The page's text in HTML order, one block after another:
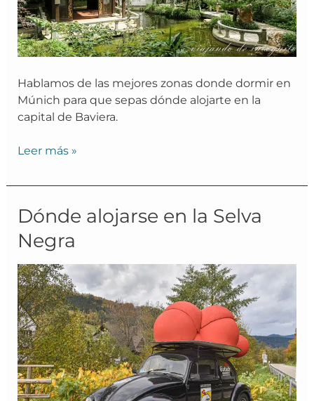
Hablamos de las mejores zonas donde dormir en
Múnich para que sepas dónde alojarte en la
capital de Baviera.
Leer más »
Dónde alojarse en la Selva
Negra
Dónde
en
la
Selva
Negra